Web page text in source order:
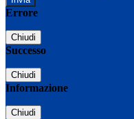
Errore
Chiudi
Successo
Chiudi
Informazione
Chiudi